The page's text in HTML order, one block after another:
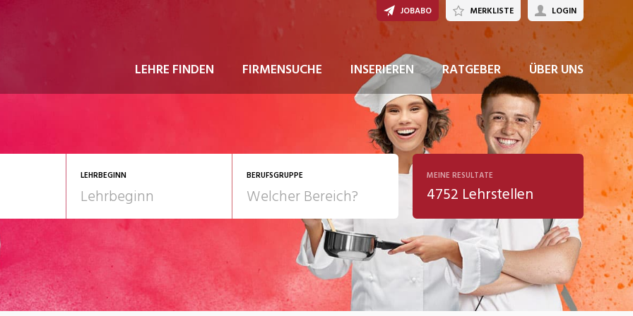
LEHRE FINDEN FIRMENSUCHE INSERIEREN RATGEBER ÜBER UNS
JOBABO MERKLISTE LOGIN
LEHRBEGINN BERUFSGRUPPE
Gesundheit/Pflege/Soziales
Telco
Kultur
MEINE RESULTATE
4752 Lehrstellen
JETZT BEWERBEN